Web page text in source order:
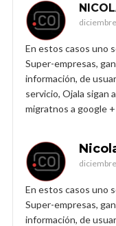
En estos casos uno
Super-empresas,
información, de
servicio, Ojala sigan
migratnos a google +
En estos casos uno
Super-empresas,
información, de